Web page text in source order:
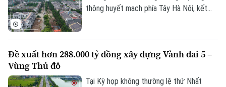
Theo dõi Hà Nội On
thông huyết mạch phía Tây Hà Nội, kết
ảnh hưởng lớn đến việc đi lại và phát triển
khai dự án mở rộng tuyến đường, công
Đề xuất hơn 288.000 tỷ đồng xây dựng Vành đai 5 –
Vùng Thủ đô
Tại Kỳ họp không thường lệ thứ Nhất